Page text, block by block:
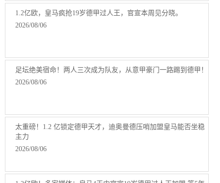
1.2亿欧，皇马疯抢19岁德甲过人王，官宣本周见分晓。
2026/08/06
足坛绝美宿命！两人三次成为队友，从意甲豪门一路踢到德甲！
2026/08/06
太重磅！1.2 亿锁定德甲天才，迪奥曼德压哨加盟皇马能否坐稳
主力
2026/08/06